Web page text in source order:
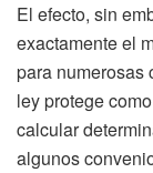
El efecto, sin
exactamente el
para numerosas
ley protege
calcular
algunos